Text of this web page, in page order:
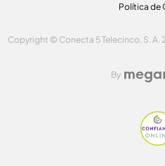
Política de
Copyright © Conecta 5 Telecinco, S. A.
By